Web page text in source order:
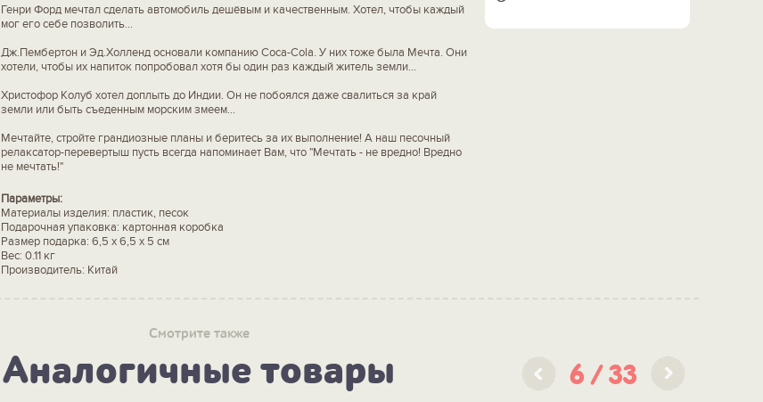
Генри Форд мечтал сделать автомобиль дешёвым и качественным. Хотел, чтобы каждый
мог его себе позволить...
Дж.Пембертон и Эд.Холленд основали компанию Coca-Cola. У них тоже была Мечта. Они
хотели, чтобы их напиток попробовал хотя бы один раз каждый житель земли...
Христофор Колуб хотел доплыть до Индии. Он не побоялся даже свалиться за край
земли или быть съеденным морским змеем...
Мечтайте, стройте грандиозные планы и беритесь за их выполнение! А наш песочный
релаксатор-перевертыш пусть всегда напоминает Вам, что "Мечтать - не вредно! Вредно
не мечтать!"
Параметры:
Материалы изделия: пластик, песок
Подарочная упаковка: картонная коробка
Размер подарка: 6,5 х 6,5 х 5 см
Вес: 0.11 кг
Производитель: Китай
Смотрите также
Аналогичные товары 6 33